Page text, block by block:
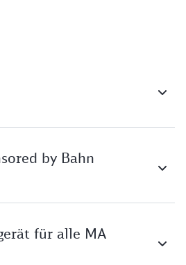
by Bahn
für alle MA